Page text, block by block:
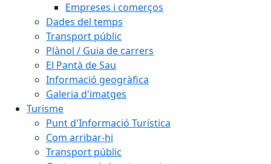
Empreses i comerços
Dades del temps
Transport públic
Plànol / Guia de carrers
El Pantà de Sau
Informació geogràfica
Galeria d'imatges
Turisme
Punt d'Informació Turística
Com arribar-hi
Transport públic